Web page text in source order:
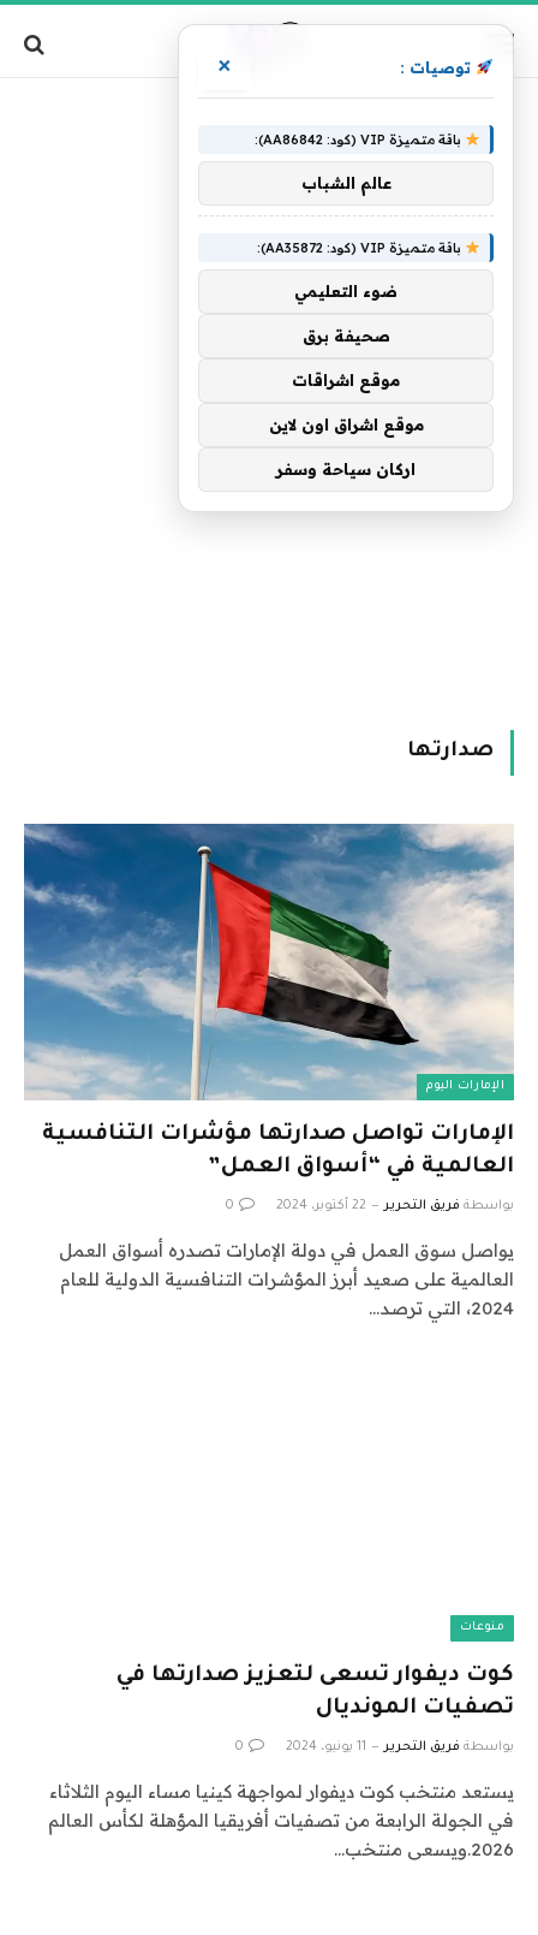
صدارتها
الإمارات اليوم
الإمارات تواصل صدارتها مؤشرات التنافسية
العالمية في “أسواق العمل”
بواسطة فريق التحرير 22 أكتوبر، 2024 0
يواصل سوق العمل في دولة الإمارات تصدره أسواق العمل
العالمية على صعيد أبرز المؤشرات التنافسية الدولية للعام
2024، التي ترصد…
منوعات
كوت ديفوار تسعى لتعزيز صدارتها في
تصفيات المونديال
بواسطة فريق التحرير 11 يونيو، 2024 0
يستعد منتخب كوت ديفوار لمواجهة كينيا مساء اليوم الثلاثاء
في الجولة الرابعة من تصفيات أفريقيا المؤهلة لكأس العالم
2026.ويسعى منتخب…
توصيات : ×
باقة متميزة VIP (كود: AA86842):
عالم الشباب
باقة متميزة VIP (كود: AA35872):
ضوء التعليمي
صحيفة برق
موقع اشراقات
موقع اشراق اون لاين
اركان سياحة وسفر